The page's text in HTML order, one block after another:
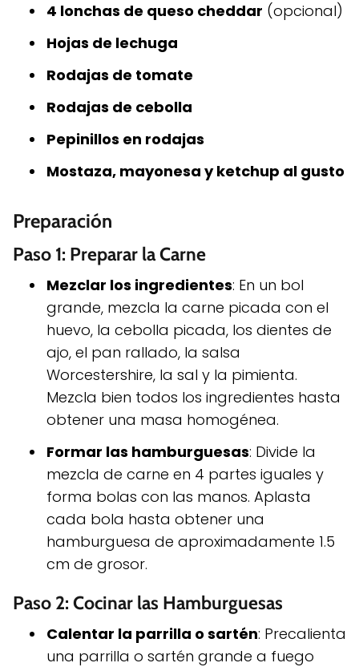
4 lonchas de queso cheddar (opcional)
Hojas de lechuga
Rodajas de tomate
Rodajas de cebolla
Pepinillos en rodajas
Mostaza, mayonesa y ketchup al gusto
Preparación
Paso 1: Preparar la Carne
Mezclar los ingredientes: En un bol
grande, mezcla la carne picada con el
huevo, la cebolla picada, los dientes de
ajo, el pan rallado, la salsa
Worcestershire, la sal y la pimienta.
Mezcla bien todos los ingredientes hasta
obtener una masa homogénea.
Formar las hamburguesas: Divide la
mezcla de carne en 4 partes iguales y
forma bolas con las manos. Aplasta
cada bola hasta obtener una
hamburguesa de aproximadamente 1.5
cm de grosor.
Paso 2: Cocinar las Hamburguesas
Calentar la parrilla o sartén: Precalienta
una parrilla o sartén grande a fuego